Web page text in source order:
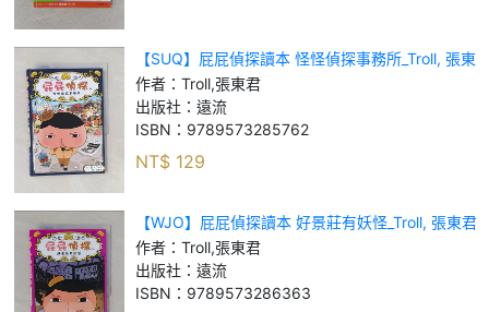
【SUQ】屁屁偵探讀本 怪怪偵探事務所_Troll, 張東
君
作者： Troll,張東君
出版社： 遠流
ISBN： 9789573285762
NT$ 129
【WJO】屁屁偵探讀本 好景莊有妖怪_Troll, 張東君
作者： Troll,張東君
出版社： 遠流
ISBN： 9789573286363